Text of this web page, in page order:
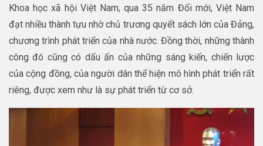
Khoa học xã hội Việt Nam, qua 35 năm Đổi mới, Việt Nam
đạt nhiều thành tựu nhờ chủ trương quyết sách lớn của Đảng,
chương trình phát triển của nhà nước. Đồng thời, những thành
công đó cũng có dấu ấn của những sáng kiến, chiến lược
của cộng đồng, của người dân thể hiện mô hình phát triển rất
riêng, được xem như là sự phát triển từ cơ sở.